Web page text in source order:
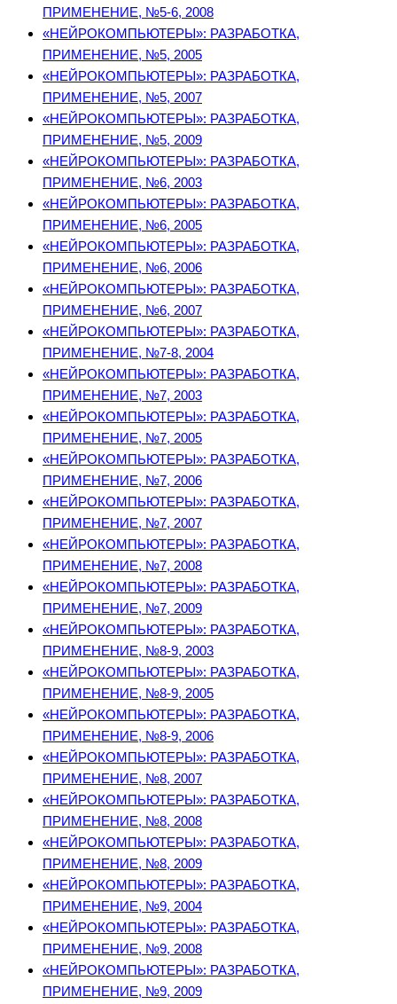
ПРИМЕНЕНИЕ, №5-6, 2008
«НЕЙРОКОМПЬЮТЕРЫ»: РАЗРАБОТКА,
ПРИМЕНЕНИЕ, №5, 2005
«НЕЙРОКОМПЬЮТЕРЫ»: РАЗРАБОТКА,
ПРИМЕНЕНИЕ, №5, 2007
«НЕЙРОКОМПЬЮТЕРЫ»: РАЗРАБОТКА,
ПРИМЕНЕНИЕ, №5, 2009
«НЕЙРОКОМПЬЮТЕРЫ»: РАЗРАБОТКА,
ПРИМЕНЕНИЕ, №6, 2003
«НЕЙРОКОМПЬЮТЕРЫ»: РАЗРАБОТКА,
ПРИМЕНЕНИЕ, №6, 2005
«НЕЙРОКОМПЬЮТЕРЫ»: РАЗРАБОТКА,
ПРИМЕНЕНИЕ, №6, 2006
«НЕЙРОКОМПЬЮТЕРЫ»: РАЗРАБОТКА,
ПРИМЕНЕНИЕ, №6, 2007
«НЕЙРОКОМПЬЮТЕРЫ»: РАЗРАБОТКА,
ПРИМЕНЕНИЕ, №7-8, 2004
«НЕЙРОКОМПЬЮТЕРЫ»: РАЗРАБОТКА,
ПРИМЕНЕНИЕ, №7, 2003
«НЕЙРОКОМПЬЮТЕРЫ»: РАЗРАБОТКА,
ПРИМЕНЕНИЕ, №7, 2005
«НЕЙРОКОМПЬЮТЕРЫ»: РАЗРАБОТКА,
ПРИМЕНЕНИЕ, №7, 2006
«НЕЙРОКОМПЬЮТЕРЫ»: РАЗРАБОТКА,
ПРИМЕНЕНИЕ, №7, 2007
«НЕЙРОКОМПЬЮТЕРЫ»: РАЗРАБОТКА,
ПРИМЕНЕНИЕ, №7, 2008
«НЕЙРОКОМПЬЮТЕРЫ»: РАЗРАБОТКА,
ПРИМЕНЕНИЕ, №7, 2009
«НЕЙРОКОМПЬЮТЕРЫ»: РАЗРАБОТКА,
ПРИМЕНЕНИЕ, №8-9, 2003
«НЕЙРОКОМПЬЮТЕРЫ»: РАЗРАБОТКА,
ПРИМЕНЕНИЕ, №8-9, 2005
«НЕЙРОКОМПЬЮТЕРЫ»: РАЗРАБОТКА,
ПРИМЕНЕНИЕ, №8-9, 2006
«НЕЙРОКОМПЬЮТЕРЫ»: РАЗРАБОТКА,
ПРИМЕНЕНИЕ, №8, 2007
«НЕЙРОКОМПЬЮТЕРЫ»: РАЗРАБОТКА,
ПРИМЕНЕНИЕ, №8, 2008
«НЕЙРОКОМПЬЮТЕРЫ»: РАЗРАБОТКА,
ПРИМЕНЕНИЕ, №8, 2009
«НЕЙРОКОМПЬЮТЕРЫ»: РАЗРАБОТКА,
ПРИМЕНЕНИЕ, №9, 2004
«НЕЙРОКОМПЬЮТЕРЫ»: РАЗРАБОТКА,
ПРИМЕНЕНИЕ, №9, 2008
«НЕЙРОКОМПЬЮТЕРЫ»: РАЗРАБОТКА,
ПРИМЕНЕНИЕ, №9, 2009